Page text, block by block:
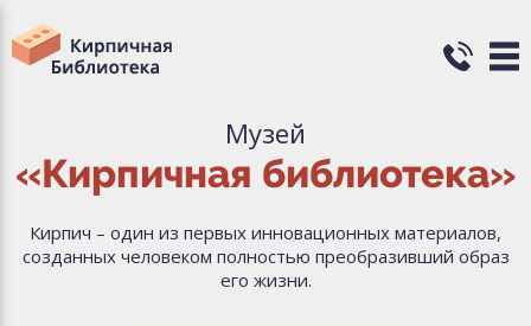
Музей
«Кирпичная библиотека»
Кирпич – один из первых инновационных материалов,
созданных человеком полностью преобразивший образ
его жизни.